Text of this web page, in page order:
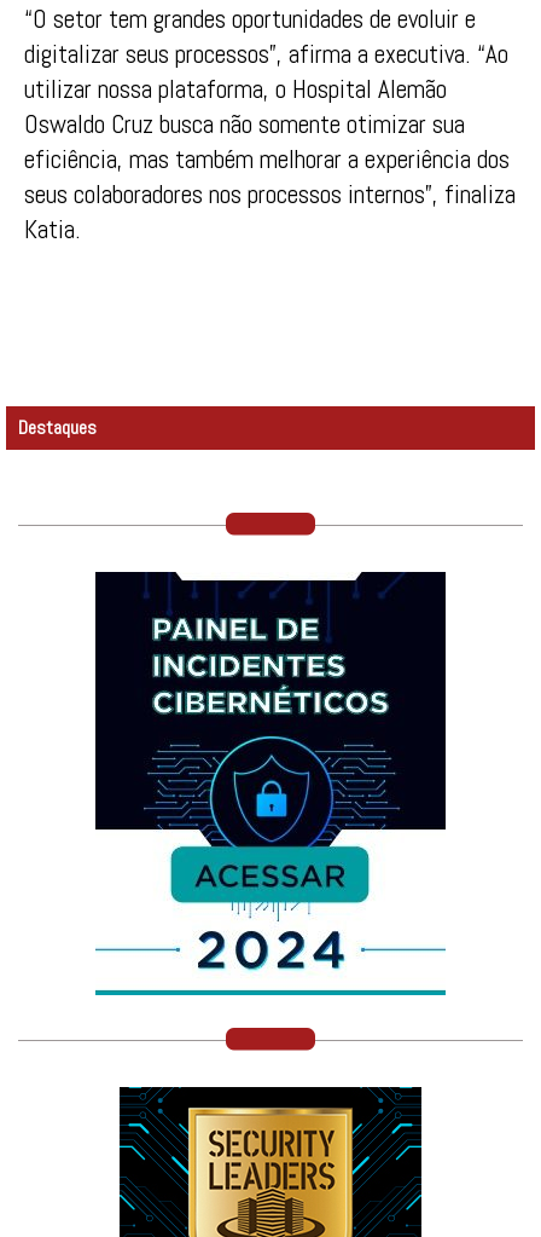
“O setor tem grandes oportunidades de evoluir e
digitalizar seus processos”, afirma a executiva. “Ao
utilizar nossa plataforma, o Hospital Alemão
Oswaldo Cruz busca não somente otimizar sua
eficiência, mas também melhorar a experiência dos
seus colaboradores nos processos internos”, finaliza
Katia.
Destaques